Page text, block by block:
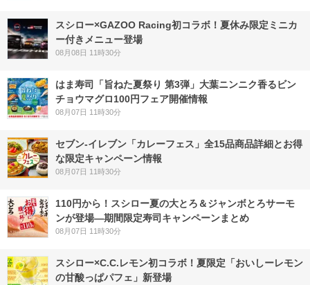
スシロー×GAZOO Racing初コラボ！夏休み限定ミニカ
ー付きメニュー登場
08月08日 11時30分
はま寿司「旨ねた夏祭り 第3弾」大葉ニンニク香るビン
チョウマグロ100円フェア開催情報
08月07日 11時30分
セブン‐イレブン「カレーフェス」全15品商品詳細とお得
な限定キャンペーン情報
08月07日 11時30分
110円から！スシロー夏の大とろ＆ジャンボとろサーモ
ンが登場―期間限定寿司キャンペーンまとめ
08月07日 11時30分
スシロー×C.C.レモン初コラボ！夏限定「おいしーレモン
の甘酸っぱパフェ」新登場